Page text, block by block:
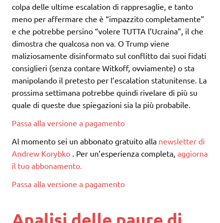
colpa delle ultime escalation di rappresaglie, e tanto
meno per affermare che è “impazzito completamente”
e che potrebbe persino “volere TUTTA l’Ucraina”, il che
dimostra che qualcosa non va. O Trump viene
maliziosamente disinformato sul conflitto dai suoi fidati
consiglieri (senza contare Witkoff, ovviamente) o sta
manipolando il pretesto per l’escalation statunitense. La
prossima settimana potrebbe quindi rivelare di più su
quale di queste due spiegazioni sia la più probabile.
Passa alla versione a pagamento
Al momento sei un abbonato gratuito alla newsletter di
Andrew Korybko . Per un’esperienza completa, aggiorna
il tuo abbonamento.
Passa alla versione a pagamento